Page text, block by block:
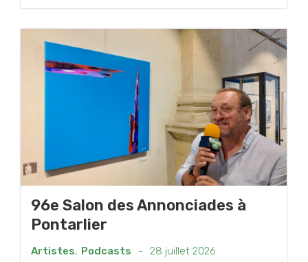
96e Salon des Annonciades à
Pontarlier
Artistes, Podcasts - 28 juillet 2026